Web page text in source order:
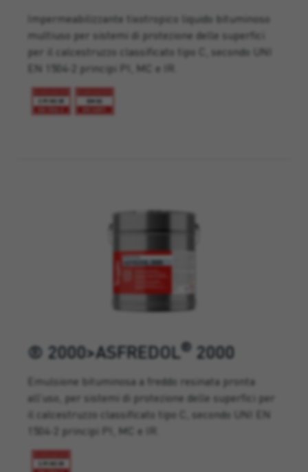
Impermeabilizzante tixotropico liquido bituminoso
multiuso per sistemi di protezione delle superfici
per il calcestruzzo classificato tipo C, secondo UNI
EN 1504-2 principi PI, MC e IR.
® 2000>ASFREDOL® 2000
Emulsione bituminosa a freddo resinata pronta
all’uso, per sistemi di protezione delle superfici per
il calcestruzzo classificato tipo C, secondo UNI EN
1504-2 principi PI, MC e IR.